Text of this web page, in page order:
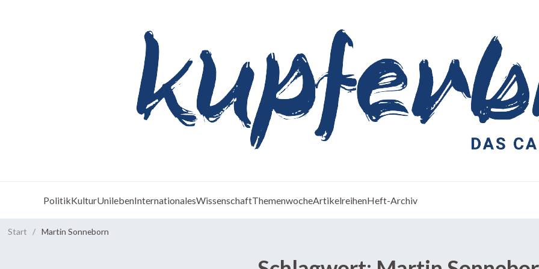
PolitikKulturUnilebenInternationalesWissenschaftThemenwocheArtikelreihenHeft-Archiv
Start / Martin Sonneborn